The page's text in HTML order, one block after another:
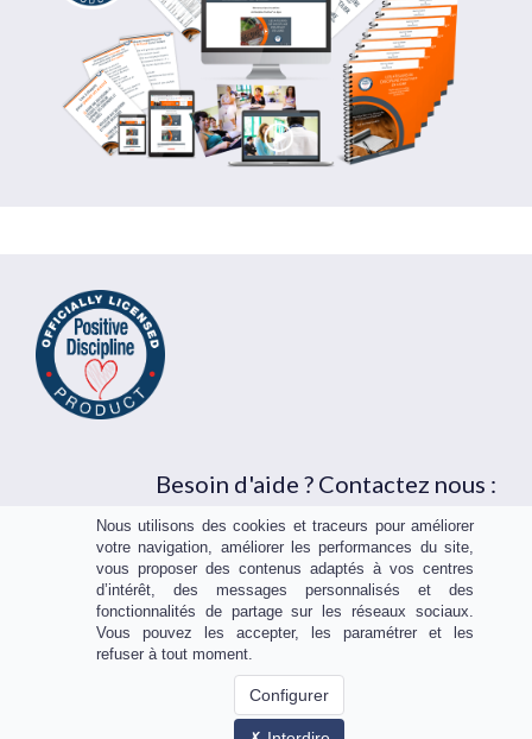
Besoin d'aide ? Contactez nous :
contact@ateliersdpenligne.com
Mentions légales
POSITIVACT - La Famille Positive - l'Académie du positif
Nous utilisons des cookies et traceurs pour améliorer
votre navigation, améliorer les performances du site,
vous proposer des contenus adaptés à vos centres
d’intérêt, des messages personnalisés et des
fonctionnalités de partage sur les réseaux sociaux.
Vous pouvez les accepter, les paramétrer et les
refuser à tout moment.
Configurer